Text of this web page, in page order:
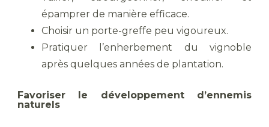
épamprer de manière efficace.
Choisir un porte-greffe peu vigoureux.
Pratiquer l’enherbement du vignoble
après quelques années de plantation.
Favoriser le développement d’ennemis
naturels